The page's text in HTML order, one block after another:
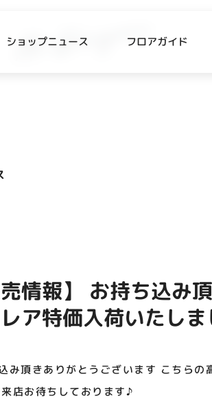
ショップニュース フロアガイド
店募集情報】 お持ち込み
ア特価入荷いたし
み頂きありがとうございます こちらの
店お待ちしております♪